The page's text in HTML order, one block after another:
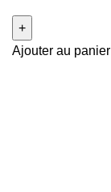
Ajouter au panier